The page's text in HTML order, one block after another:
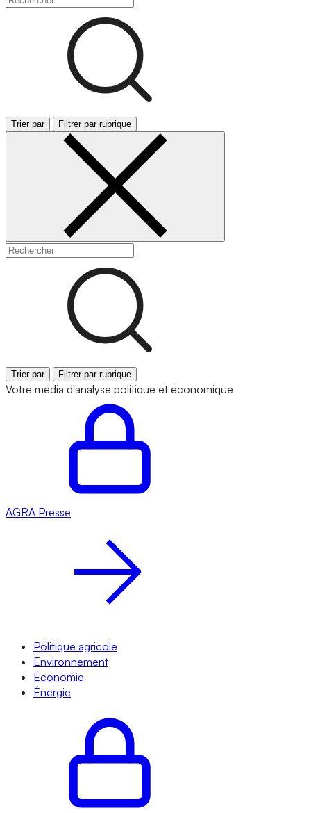
Trier par Filtrer par rubrique
Trier par Filtrer par rubrique
Votre média d'analyse politique et économique
AGRA Presse
Politique agricole
Environnement
Économie
Énergie